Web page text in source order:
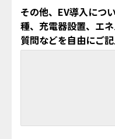
その他、EV導入につ
種、充電器設置、エ
質問などを自由にご記